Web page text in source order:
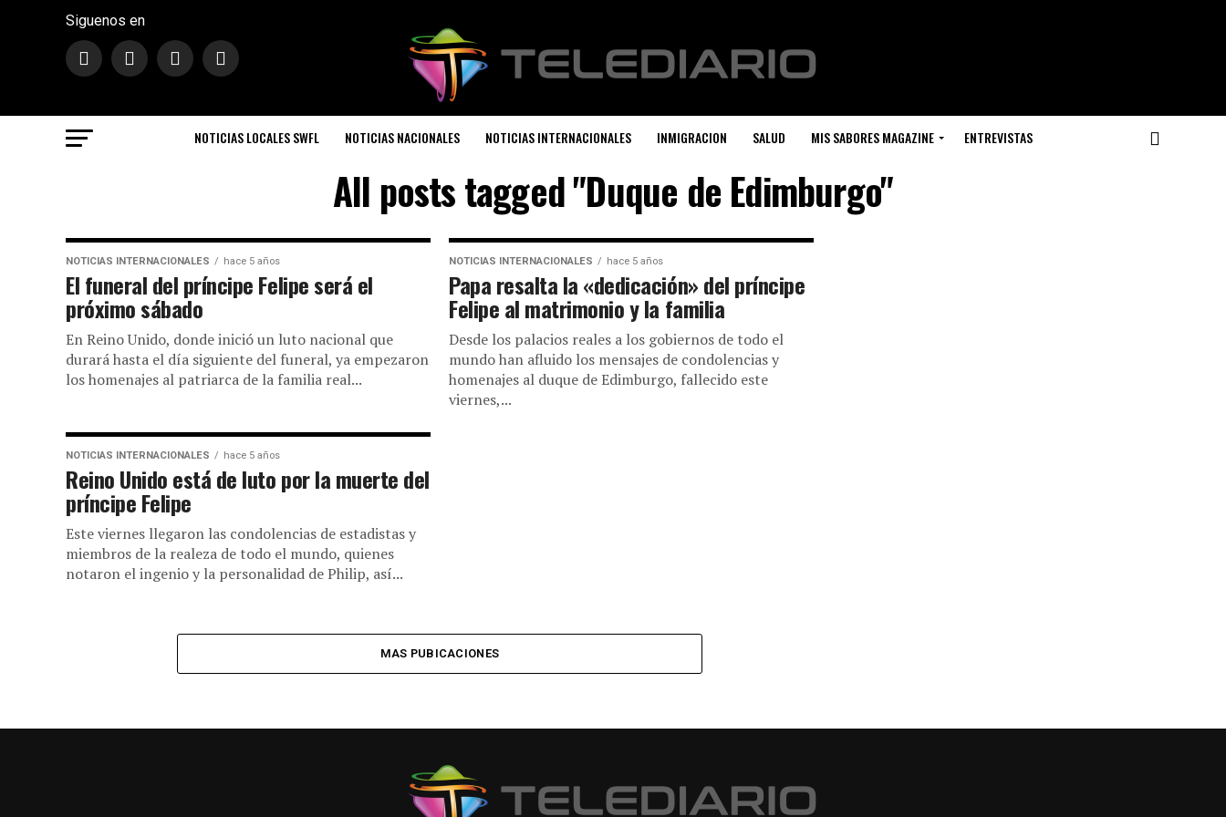
Siguenos en
NOTICIAS LOCALES SWFL NOTICIAS NACIONALES NOTICIAS INTERNACIONALES INMIGRACION SALUD MIS SABORES MAGAZINE ENTREVISTAS
All posts tagged "Duque de Edimburgo"
NOTICIAS INTERNACIONALES hace 5 años
El funeral del príncipe Felipe será el
próximo sábado
En Reino Unido, donde inició un luto nacional que
durará hasta el día siguiente del funeral, ya empezaron
los homenajes al patriarca de la familia real...
NOTICIAS INTERNACIONALES hace 5 años
Papa resalta la «dedicación» del príncipe
Felipe al matrimonio y la familia
Desde los palacios reales a los gobiernos de todo el
mundo han afluido los mensajes de condolencias y
homenajes al duque de Edimburgo, fallecido este
viernes,...
NOTICIAS INTERNACIONALES hace 5 años
Reino Unido está de luto por la muerte del
príncipe Felipe
Este viernes llegaron las condolencias de estadistas y
miembros de la realeza de todo el mundo, quienes
notaron el ingenio y la personalidad de Philip, así...
MAS PUBICACIONES